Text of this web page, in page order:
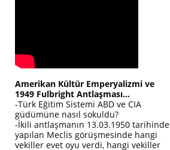
Amerikan Kültür Emperyalizmi ve
1949 Fulbright Antlaşması...
-Türk Eğitim Sistemi ABD ve CIA
güdümüne nasıl sokuldu?
-İkili antlaşmanın 13.03.1950 tarihinde
yapılan Meclis görüşmesinde hangi
vekiller evet oyu verdi, hangi vekiller